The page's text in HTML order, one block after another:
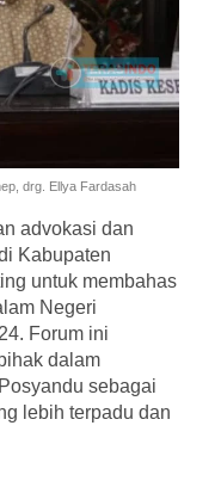
drg. Ellya Fardasah
advokasi dan
Kabupaten
untuk membahas
Negeri
Forum ini
dalam
sebagai
lebih terpadu dan